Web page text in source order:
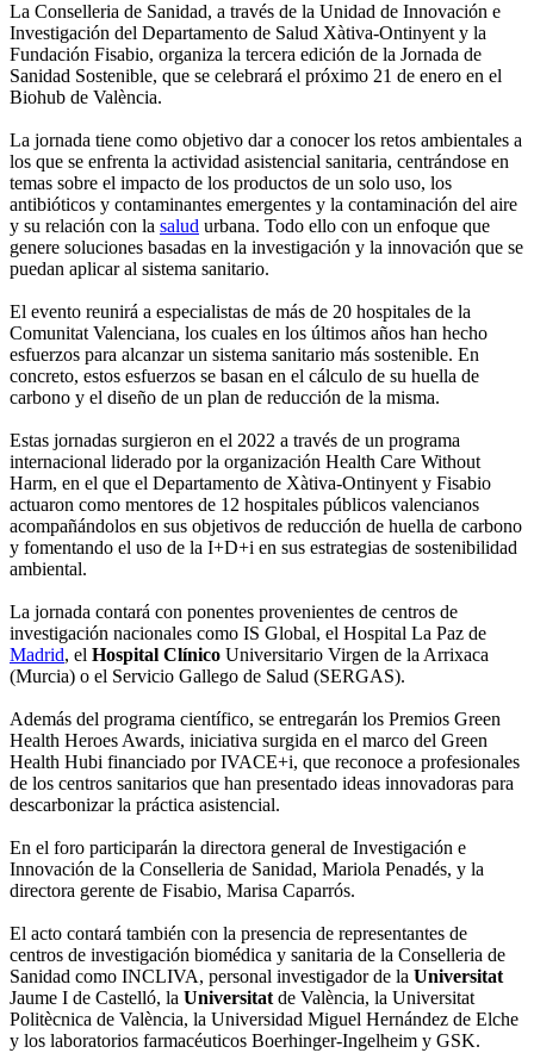
La Conselleria de Sanidad, a través de la Unidad de Innovación e
Investigación del Departamento de Salud Xàtiva-Ontinyent y la
Fundación Fisabio, organiza la tercera edición de la Jornada de
Sanidad Sostenible, que se celebrará el próximo 21 de enero en el
Biohub de València.
La jornada tiene como objetivo dar a conocer los retos ambientales a
los que se enfrenta la actividad asistencial sanitaria, centrándose en
temas sobre el impacto de los productos de un solo uso, los
antibióticos y contaminantes emergentes y la contaminación del aire
y su relación con la salud urbana. Todo ello con un enfoque que
genere soluciones basadas en la investigación y la innovación que se
puedan aplicar al sistema sanitario.
El evento reunirá a especialistas de más de 20 hospitales de la
Comunitat Valenciana, los cuales en los últimos años han hecho
esfuerzos para alcanzar un sistema sanitario más sostenible. En
concreto, estos esfuerzos se basan en el cálculo de su huella de
carbono y el diseño de un plan de reducción de la misma.
Estas jornadas surgieron en el 2022 a través de un programa
internacional liderado por la organización Health Care Without
Harm, en el que el Departamento de Xàtiva-Ontinyent y Fisabio
actuaron como mentores de 12 hospitales públicos valencianos
acompañándolos en sus objetivos de reducción de huella de carbono
y fomentando el uso de la I+D+i en sus estrategias de sostenibilidad
ambiental.
La jornada contará con ponentes provenientes de centros de
investigación nacionales como IS Global, el Hospital La Paz de
Madrid, el Hospital Clínico Universitario Virgen de la Arrixaca
(Murcia) o el Servicio Gallego de Salud (SERGAS).
Además del programa científico, se entregarán los Premios Green
Health Heroes Awards, iniciativa surgida en el marco del Green
Health Hubi financiado por IVACE+i, que reconoce a profesionales
de los centros sanitarios que han presentado ideas innovadoras para
descarbonizar la práctica asistencial.
En el foro participarán la directora general de Investigación e
Innovación de la Conselleria de Sanidad, Mariola Penadés, y la
directora gerente de Fisabio, Marisa Caparrós.
El acto contará también con la presencia de representantes de
centros de investigación biomédica y sanitaria de la Conselleria de
Sanidad como INCLIVA, personal investigador de la Universitat
Jaume I de Castelló, la Universitat de València, la Universitat
Politècnica de València, la Universidad Miguel Hernández de Elche
y los laboratorios farmacéuticos Boerhinger-Ingelheim y GSK.